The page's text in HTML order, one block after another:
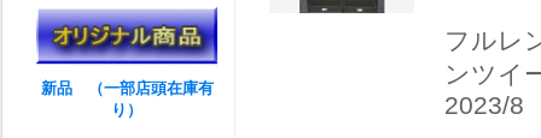
フルレ
ンツイ
2023/8
新品 （一部店頭在庫有
り）